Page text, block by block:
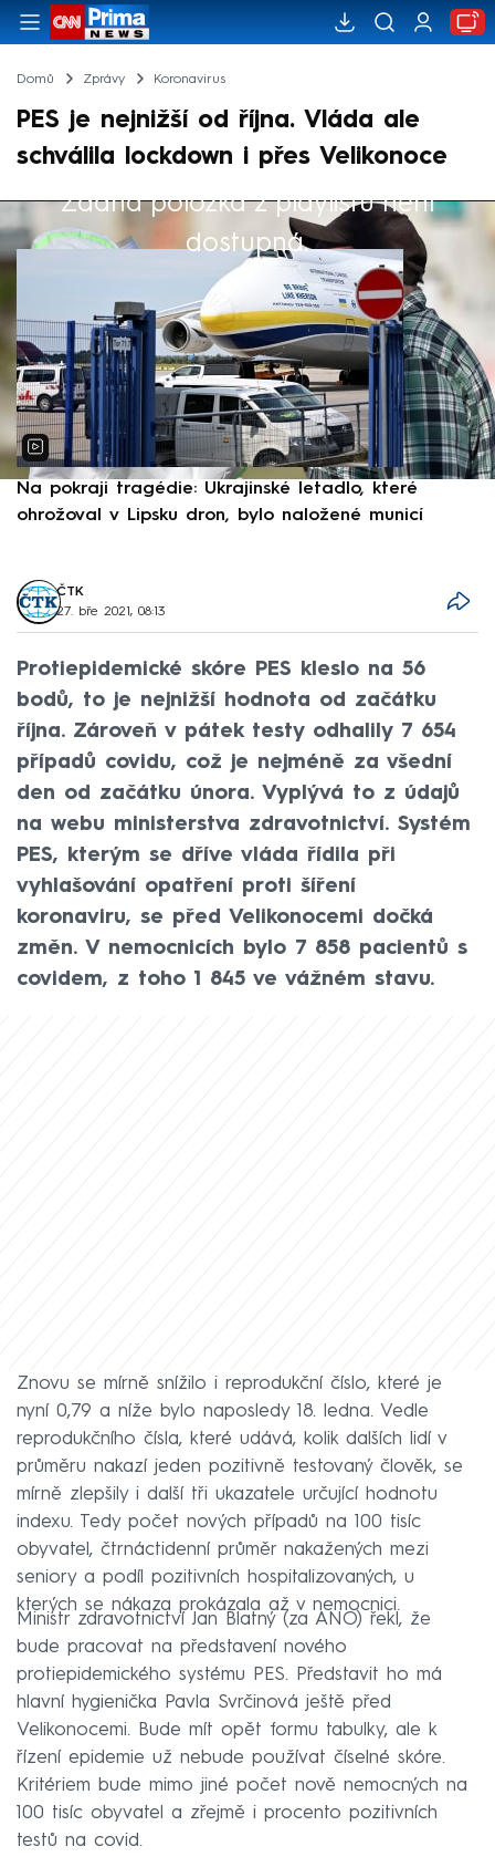
Domů Zprávy Koronavirus
PES je nejnižší od října. Vláda ale
schválila lockdown i přes Velikonoce
Žádná položka z playlistu není
dostupná.
Výběr redakce
Na pokraji tragédie: Ukrajinské letadlo, které
ohrožoval v Lipsku dron, bylo naložené municí
ČTK
27. bře 2021, 08:13
Protiepidemické skóre PES kleslo na 56
bodů, to je nejnižší hodnota od začátku
října. Zároveň v pátek testy odhalily 7 654
případů covidu, což je nejméně za všední
den od začátku února. Vyplývá to z údajů
na webu ministerstva zdravotnictví. Systém
PES, kterým se dříve vláda řídila při
vyhlašování opatření proti šíření
koronaviru, se před Velikonocemi dočká
změn. V nemocnicích bylo 7 858 pacientů s
covidem, z toho 1 845 ve vážném stavu.
Znovu se mírně snížilo i reprodukční číslo, které je
nyní 0,79 a níže bylo naposledy 18. ledna. Vedle
reprodukčního čísla, které udává, kolik dalších lidí v
průměru nakazí jeden pozitivně testovaný člověk, se
mírně zlepšily i další tři ukazatele určující hodnotu
indexu. Tedy počet nových případů na 100 tisíc
obyvatel, čtrnáctidenní průměr nakažených mezi
seniory a podíl pozitivních hospitalizovaných, u
kterých se nákaza prokázala až v nemocnici.
Ministr zdravotnictví Jan Blatný (za ANO) řekl, že
bude pracovat na představení nového
protiepidemického systému PES. Představit ho má
hlavní hygienička Pavla Svrčinová ještě před
Velikonocemi. Bude mít opět formu tabulky, ale k
řízení epidemie už nebude používat číselné skóre.
Kritériem bude mimo jiné počet nově nemocných na
100 tisíc obyvatel a zřejmě i procento pozitivních
testů na covid.